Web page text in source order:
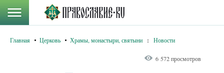
Главная Церковь Храмы, монастыри, святыни : Новости
6 572 просмотров